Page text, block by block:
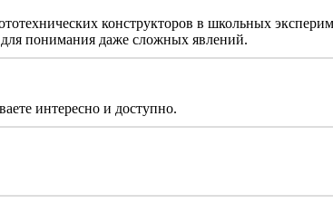
конструкторов в школьных
понимания даже сложных явлений.
интересно и доступно.